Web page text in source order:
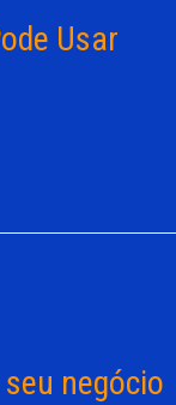
Usar
negócio